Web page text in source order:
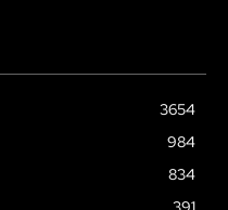
3654
984
834